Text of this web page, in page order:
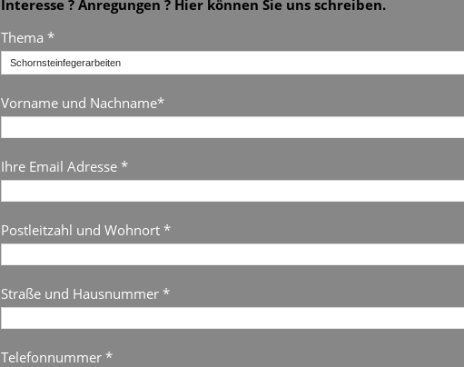
Interesse ? Anregungen ? Hier können Sie uns schreiben.
Thema *
Vorname und Nachname*
Ihre Email Adresse *
Postleitzahl und Wohnort *
Straße und Hausnummer *
Telefonnummer *